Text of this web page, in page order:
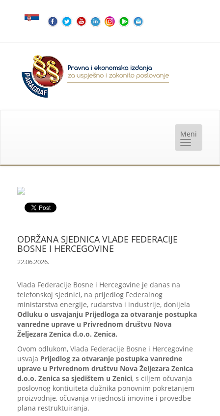
ODRŽANA SJEDNICA VLADE FEDERACIJE
BOSNE I HERCEGOVINE
22.06.2026.
Vlada Federacije Bosne i Hercegovine je danas na
telefonskoj sjednici, na prijedlog Federalnog
ministarstva energije, rudarstva i industrije, donijela
Odluku o usvajanju Prijedloga za otvaranje postupka
vanredne uprave u Privrednom društvu Nova
Željezara Zenica d.o.o. Zenica.
Ovom odlukom, Vlada Federacije Bosne i Hercegovine
usvaja Prijedlog za otvaranje postupka vanredne
uprave u Privrednom društvu Nova Željezara Zenica
d.o.o. Zenica sa sjedištem u Zenici, s ciljem očuvanja
poslovnog kontiuiteta dužnika ponovnim pokretanjem
proizvodnje, očuvanja vrijednosti imovine i provedbe
plana restruktuiranja.